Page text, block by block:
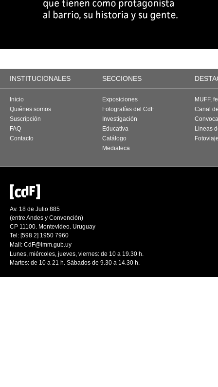
INSTITUCIONALES SECCIONES
Inicio
Quiénes somos
Suscripción
FAQ
Contacto
Exposiciones
Fotografías del CdF
Investigación
Educativa
Catálogo
Mediateca
MUFF,
Canal
Líneas
Av. 18 de Julio 885
(entre Andes y Convención)
CP 11100. Montevideo. Uruguay
Tel: [598 2] 1950 7960
Mail: CdF@imm.gub.uy
Lunes, miércoles, jueves, viernes: de 10 a 19.30 h.
Martes: de 10 a 21 h. Sábados de 9.30 a 14.30 h.